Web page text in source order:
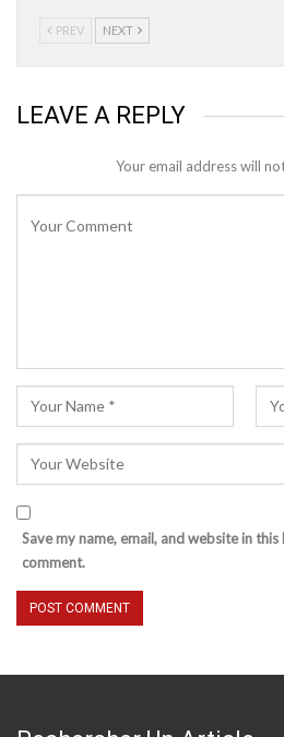
PREV NEXT
LEAVE A REPLY
Your email address will
Save my name, email, and website in
comment.